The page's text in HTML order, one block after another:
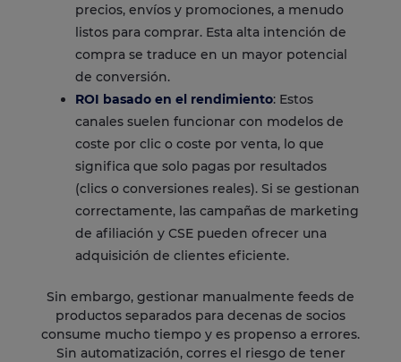
precios, envíos y promociones, a menudo
listos para comprar. Esta alta intención de
compra se traduce en un mayor potencial
de conversión.
ROI basado en el rendimiento: Estos
canales suelen funcionar con modelos de
coste por clic o coste por venta, lo que
significa que solo pagas por resultados
(clics o conversiones reales). Si se gestionan
correctamente, las campañas de marketing
de afiliación y CSE pueden ofrecer una
adquisición de clientes eficiente.
Sin embargo, gestionar manualmente feeds de
productos separados para decenas de socios
consume mucho tiempo y es propenso a errores.
Sin automatización, corres el riesgo de tener